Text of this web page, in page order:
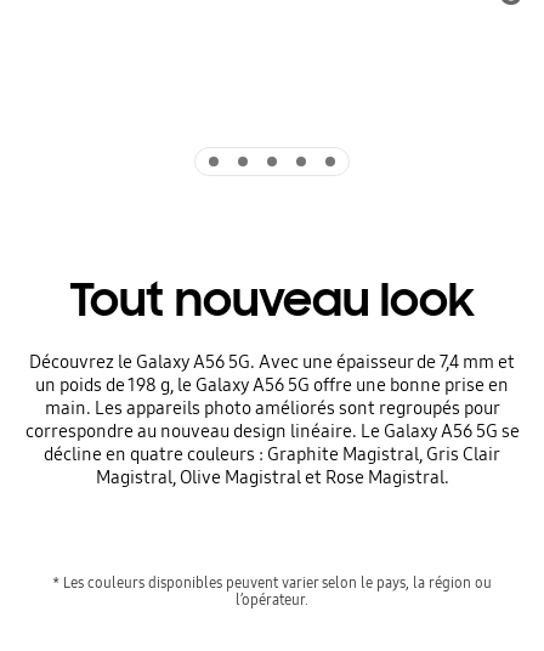
Tout nouveau look
Découvrez le Galaxy A56 5G. Avec une épaisseur de 7,4 mm et
un poids de 198 g, le Galaxy A56 5G offre une bonne prise en
main. Les appareils photo améliorés sont regroupés pour
correspondre au nouveau design linéaire. Le Galaxy A56 5G se
décline en quatre couleurs : Graphite Magistral, Gris Clair
Magistral, Olive Magistral et Rose Magistral.
* Les couleurs disponibles peuvent varier selon le pays, la région ou
l’opérateur.